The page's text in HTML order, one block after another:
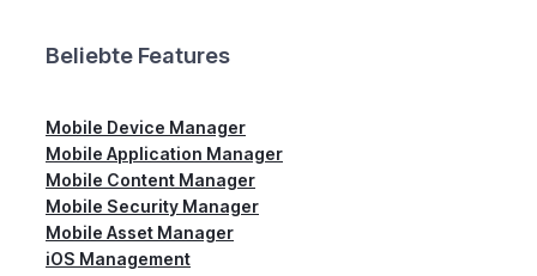
Beliebte Features
Mobile Device Manager
Mobile Application Manager
Mobile Content Manager
Mobile Security Manager
Mobile Asset Manager
iOS Management